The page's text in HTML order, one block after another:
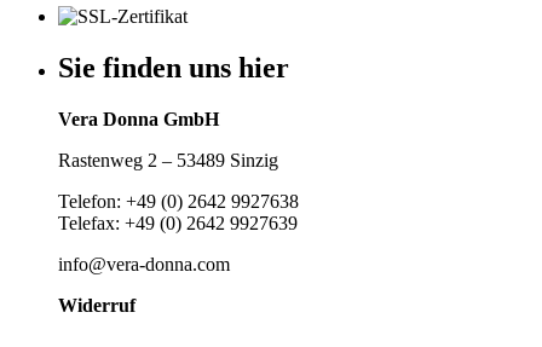
Sie finden uns hier
Vera Donna GmbH
Rastenweg 2 – 53489 Sinzig
Telefon: +49 (0) 2642 9927638
Telefax: +49 (0) 2642 9927639
info@vera-donna.com
Widerruf